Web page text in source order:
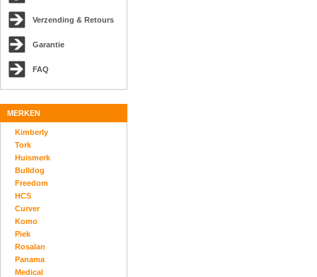
Verzending & Retours
Garantie
FAQ
MERKEN
Kimberly
Tork
Huismerk
Bulldog
Freedom
HCS
Curver
Komo
Piek
Rosalan
Panama
Medical